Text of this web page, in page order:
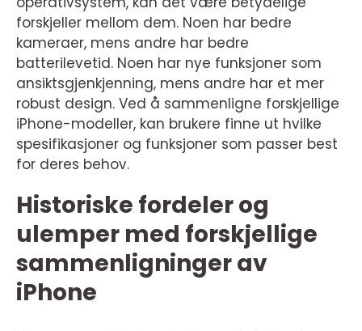
forskjeller mellom dem. Noen har bedre
kameraer, mens andre har bedre
batterilevetid. Noen har nye funksjoner som
ansiktsgjenkjenning, mens andre har et mer
robust design. Ved å sammenligne forskjellige
iPhone-modeller, kan brukere finne ut hvilke
spesifikasjoner og funksjoner som passer best
for deres behov.
Historiske fordeler og
ulemper med forskjellige
sammenligninger av
iPhone